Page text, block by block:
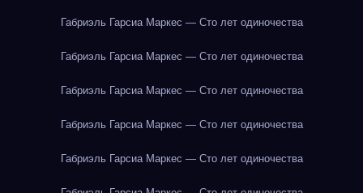
Габриэль Гарсиа Маркес — Сто лет одиночества
Габриэль Гарсиа Маркес — Сто лет одиночества
Габриэль Гарсиа Маркес — Сто лет одиночества
Габриэль Гарсиа Маркес — Сто лет одиночества
Габриэль Гарсиа Маркес — Сто лет одиночества